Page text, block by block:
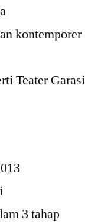
kontemporer
Teater Garasi
3 tahap